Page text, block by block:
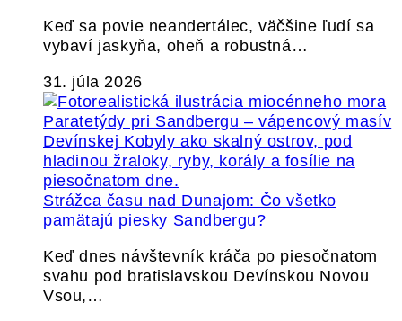
Keď sa povie neandertálec, väčšine ľudí sa
vybaví jaskyňa, oheň a robustná…
31. júla 2026
Strážca času nad Dunajom: Čo všetko
pamätajú piesky Sandbergu?
Keď dnes návštevník kráča po piesočnatom
svahu pod bratislavskou Devínskou Novou
Vsou,…